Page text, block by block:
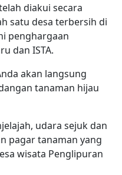
diakui secara
satu desa terbersih di
penghargaan
dan ISTA.
akan langsung
tanaman hijau
udara sejuk dan
pagar tanaman yang
wisata Penglipuran